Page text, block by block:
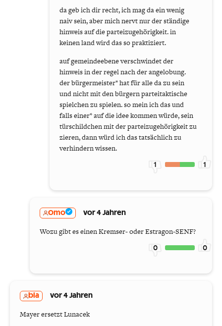
da geb ich dir recht, ich mag da ein wenig
naiv sein, aber mich nervt nur der ständige
hinweis auf die parteizugehörigkeit. in
keinen land wird das so praktiziert.
auf gemeindeebene verschwindet der
hinweis in der regel nach der angelobung.
der bürgermeister* hat für alle da zu sein
und nicht mit den bürgern parteitaktische
spielchen zu spielen. so mein ich das und
falls einer* auf die idee kommen würde, sein
türschildchen mit der parteizugehörigkeit zu
zieren, dann würd ich das tatsächlich zu
verhindern wissen.
1 1
Omo vor 4 Jahren
Wozu gibt es einen Kremser- oder Estragon-SENF?
0 0
bla vor 4 Jahren
Mayer ersetzt Lunacek